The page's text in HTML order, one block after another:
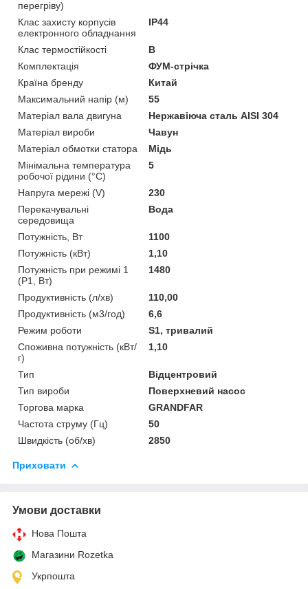
перегріву)
Клас захисту корпусів
електронного обладнання
IP44
Клас термостійкості
B
Комплектація
ФУМ-стрічка
Країна бренду
Китай
Максимальний напір (м)
55
Матеріал вала двигуна
Нержавіюча сталь AISI 304
Матеріал вироби
Чавун
Матеріал обмотки статора
Мідь
Мінімальна температура
робочої рідини (°C)
5
Напруга мережі (V)
230
Перекачувальні
середовища
Вода
Потужність, Вт
1100
Потужність (кВт)
1,10
Потужність при режимі 1
(P1, Вт)
1480
Продуктивність (л/хв)
110,00
Продуктивність (м3/год)
6,6
Режим роботи
S1, тривалий
Споживна потужність (кВт/
г)
1,10
Тип
Відцентровий
Тип вироби
Поверхневий насос
Торгова марка
GRANDFAR
Частота струму (Гц)
50
Швидкість (об/хв)
2850
Приховати
Умови доставки
Нова Пошта
Магазини Rozetka
Укрпошта